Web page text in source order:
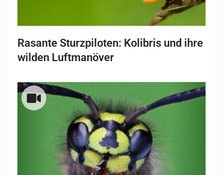
Rasante Sturzpiloten: Kolibris und ihre
wilden Luftmanöver